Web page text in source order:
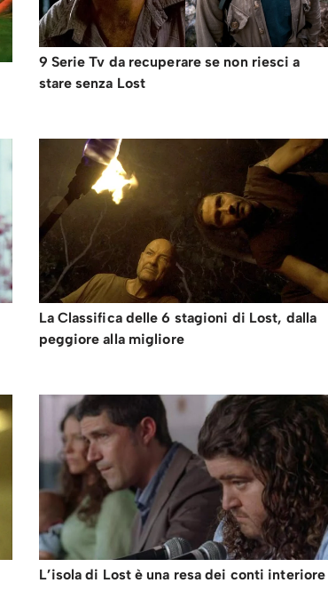
9 Serie Tv da recuperare se non riesci a
stare senza Lost
La Classifica delle 6 stagioni di Lost, dalla
peggiore alla migliore
L’isola di Lost è una resa dei conti interiore